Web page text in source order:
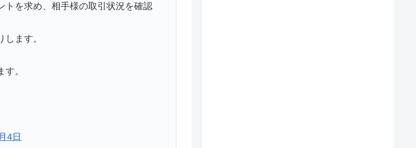
トを求め、相手様の取引状況を確認
ます。
。
4日